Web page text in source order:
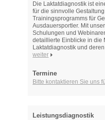
Die Laktatdiagnostik ist
für die sinnvolle
Trainingsprogramms für
Ausdauersportler. Mit
Schulungen und
detaillierte Einblicke in die
Laktatdiagnostik und
weiter
Termine
Bitte kontaktieren Sie uns
Leistungsdiagnostik